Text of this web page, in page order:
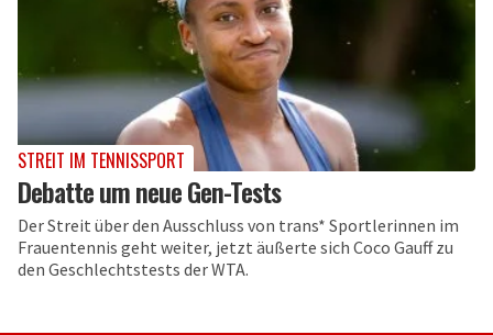
STREIT IM TENNISSPORT
Debatte um neue Gen-Tests
Der Streit über den Ausschluss von trans* Sportlerinnen im
Frauentennis geht weiter, jetzt äußerte sich Coco Gauff zu
den Geschlechtstests der WTA.